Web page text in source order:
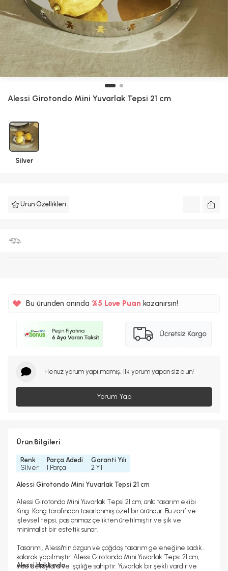
Alessi Girotondo Mini Yuvarlak Tepsi 21 cm
Silver
Ürün Özellikleri
Bu üründen anında %5
%5
Love Puan kazanırsın!
Henüz yorum yapılmamış, ilk yorum yapan siz olun!
Yorum Yap
Ürün Bilgileri
Renk
Silver
Parça Adedi
1 Parça
Garanti Yılı
2 Yıl
Alessi Girotondo Mini Yuvarlak Tepsi 21 cm
Alessi Girotondo Mini Yuvarlak Tepsi 21 cm, ünlü tasarım ekibi
King-Kong tarafından tasarlanmış özel bir üründür. Bu zarif ve
işlevsel tepsi, paslanmaz çelikten üretilmiştir ve şık ve
minimalist bir estetik sunar.
Tasarımı, Alessi'nin özgün ve çağdaş tasarım geleneğine sadık
kalarak yapılmıştır. Alessi Girotondo Mini Yuvarlak Tepsi 21 cm,
ince detaylara ve işçiliğe sahiptir. Yuvarlak bir şekli vardır ve
Alessi Hakkında